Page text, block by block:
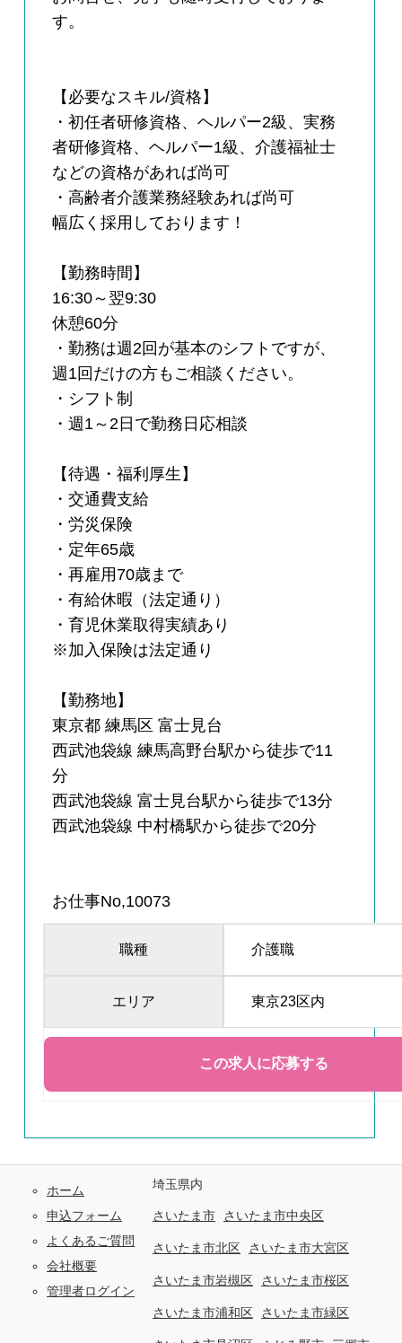
す。
【必要なスキル/資格】
・初任者研修資格、ヘルパー2級、実務
者研修資格、ヘルパー1級、介護福祉士
などの資格があれば尚可
・高齢者介護業務経験あれば尚可
幅広く採用しております！
【勤務時間】
16:30～翌9:30
休憩60分
・勤務は週2回が基本のシフトですが、
週1回だけの方もご相談ください。
・シフト制
・週1～2日で勤務日応相談
【待遇・福利厚生】
・交通費支給
・労災保険
・定年65歳
・再雇用70歳まで
・有給休暇（法定通り）
・育児休業取得実績あり
※加入保険は法定通り
【勤務地】
東京都 練馬区 富士見台
西武池袋線 練馬高野台駅から徒歩で11
分
西武池袋線 富士見台駅から徒歩で13分
西武池袋線 中村橋駅から徒歩で20分
お仕事No,10073
職種 介護職
エリア 東京23区内
ホーム
申込フォーム
よくあるご質問
会社概要
管理者ログイン
埼玉県内
さいたま市 さいたま市中央区
さいたま市北区 さいたま市大宮区
さいたま市岩槻区 さいたま市桜区
さいたま市浦和区 さいたま市緑区